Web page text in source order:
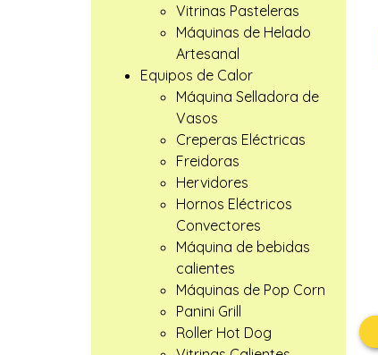
Vitrinas Pasteleras
Máquinas de Helado
Artesanal
Equipos de Calor
Máquina Selladora de
Vasos
Creperas Eléctricas
Freidoras
Hervidores
Hornos Eléctricos
Convectores
Máquina de bebidas
calientes
Máquinas de Pop Corn
Panini Grill
Roller Hot Dog